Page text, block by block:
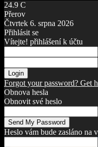
24.9 C
Přerov
Čtvrtek 6. srpna 2026
Přihlásit se
Vítejte! přihlášení k účtu
Forgot your password? Get
Obnova hesla
Obnovit své heslo
Heslo vám bude zasláno na